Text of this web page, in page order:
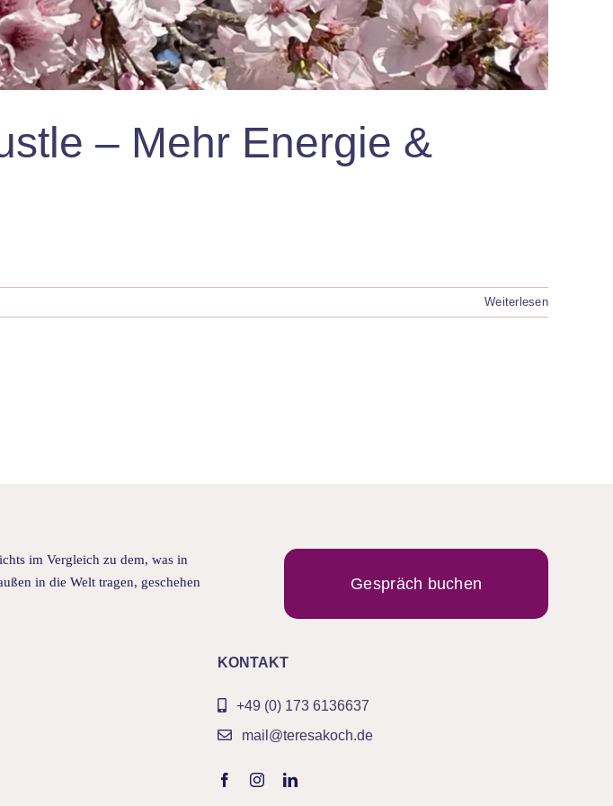
– Mehr Energie &
Weiterlesen
im Vergleich zu dem, was in
in die Welt tragen, geschehen
Gespräch buchen
KONTAKT
+49 (0) 173 6136637
mail@teresakoch.de